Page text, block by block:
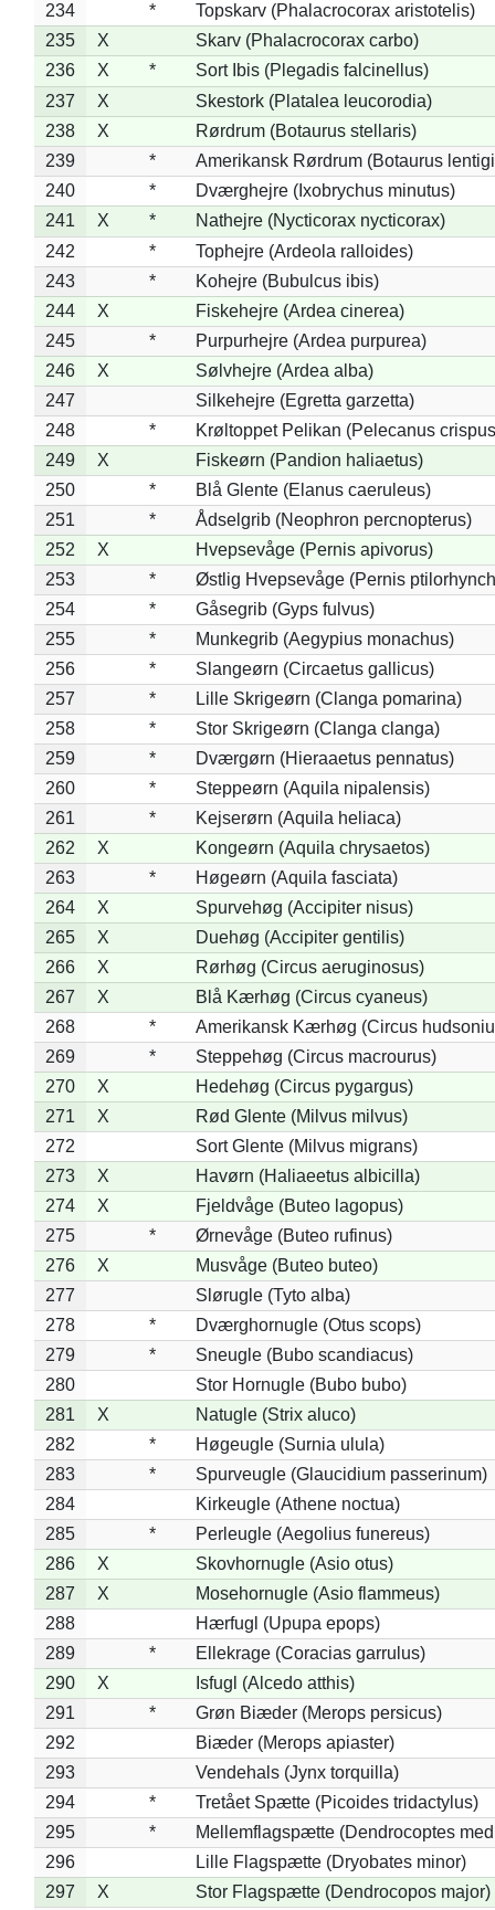
234 *
Topskarv (Phalacrocorax aristotelis)
235
X
Skarv (Phalacrocorax carbo)
236
X *
Sort Ibis (Plegadis falcinellus)
237
X
Skestork (Platalea leucorodia)
238
X
Rørdrum (Botaurus stellaris)
239
*
Amerikansk Rørdrum (Botaurus
240
*
Dværghejre (Ixobrychus minutus)
241
X *
Nathejre (Nycticorax nycticorax)
242
*
Tophejre (Ardeola ralloides)
243
*
Kohejre (Bubulcus ibis)
244
X
Fiskehejre (Ardea cinerea)
245
*
Purpurhejre (Ardea purpurea)
246
X
Sølvhejre (Ardea alba)
247
Silkehejre (Egretta garzetta)
248
*
Krøltoppet Pelikan (Pelecanus
249
X
Fiskeørn (Pandion haliaetus)
250
*
Blå Glente (Elanus caeruleus)
251
*
Ådselgrib (Neophron percnopterus)
252
X
Hvepsevåge (Pernis apivorus)
253
*
Østlig Hvepsevåge (Pernis
254
*
Gåsegrib (Gyps fulvus)
255
*
Munkegrib (Aegypius monachus)
256
*
Slangeørn (Circaetus gallicus)
257
*
Lille Skrigeørn (Clanga pomarina)
258
*
Stor Skrigeørn (Clanga clanga)
259
*
Dværgørn (Hieraaetus pennatus)
260
*
Steppeørn (Aquila nipalensis)
261
*
Kejserørn (Aquila heliaca)
262
X
Kongeørn (Aquila chrysaetos)
263
*
Høgeørn (Aquila fasciata)
264
X
Spurvehøg (Accipiter nisus)
265
X
Duehøg (Accipiter gentilis)
266
X
Rørhøg (Circus aeruginosus)
267
X
Blå Kærhøg (Circus cyaneus)
268
*
Amerikansk Kærhøg (Circus
269
*
Steppehøg (Circus macrourus)
270
X
Hedehøg (Circus pygargus)
271
X
Rød Glente (Milvus milvus)
272
Sort Glente (Milvus migrans)
273
X
Havørn (Haliaeetus albicilla)
274
X
Fjeldvåge (Buteo lagopus)
275
*
Ørnevåge (Buteo rufinus)
276
X
Musvåge (Buteo buteo)
277
Slørugle (Tyto alba)
278
*
Dværghornugle (Otus scops)
279
*
Sneugle (Bubo scandiacus)
280
Stor Hornugle (Bubo bubo)
281
X
Natugle (Strix aluco)
282
*
Høgeugle (Surnia ulula)
283
*
Spurveugle (Glaucidium passerinum)
284
Kirkeugle (Athene noctua)
285
*
Perleugle (Aegolius funereus)
286
X
Skovhornugle (Asio otus)
287
X
Mosehornugle (Asio flammeus)
288
Hærfugl (Upupa epops)
289
*
Ellekrage (Coracias garrulus)
290
X
Isfugl (Alcedo atthis)
291
*
Grøn Biæder (Merops persicus)
292
Biæder (Merops apiaster)
293
Vendehals (Jynx torquilla)
294
*
Tretået Spætte (Picoides tridactylus)
295
*
Mellemflagspætte (Dendrocoptes
296
Lille Flagspætte (Dryobates minor)
297
X
Stor Flagspætte (Dendrocopos major)